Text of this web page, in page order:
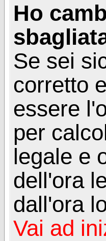
Ho
Se sei
corretto
essere
per
legale e
dell'ora
dall'ora
Vai ad